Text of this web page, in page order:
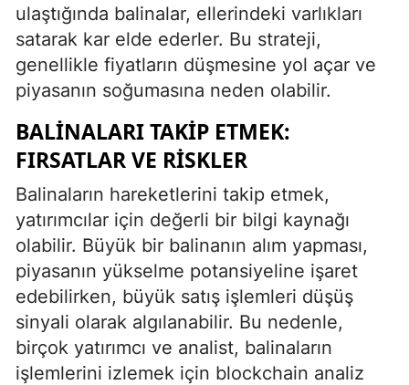
ulaştığında balinalar, ellerindeki varlıkları
satarak kar elde ederler. Bu strateji,
genellikle fiyatların düşmesine yol açar ve
piyasanın soğumasına neden olabilir.
BALINALARI TAKIP ETMEK:
FIRSATLAR VE RISKLER
Balinaların hareketlerini takip etmek,
yatırımcılar için değerli bir bilgi kaynağı
olabilir. Büyük bir balinanın alım yapması,
piyasanın yükselme potansiyeline işaret
edebilirken, büyük satış işlemleri düşüş
sinyali olarak algılanabilir. Bu nedenle,
birçok yatırımcı ve analist, balinaların
işlemlerini izlemek için blockchain analiz